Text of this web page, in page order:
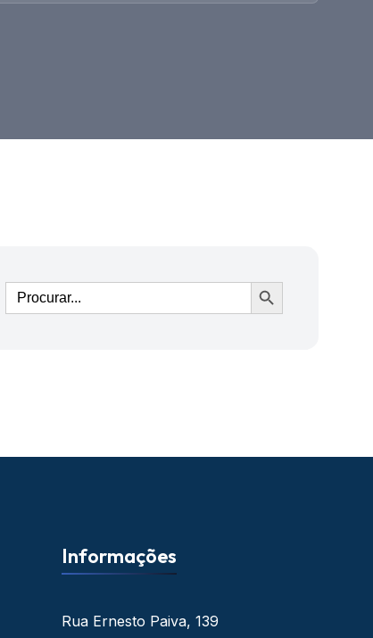
Ir
Informações
Rua Ernesto Paiva, 139